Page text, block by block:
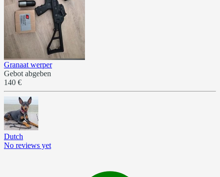
Granaat werper
Gebot abgeben
140 €
Dutch
No reviews yet